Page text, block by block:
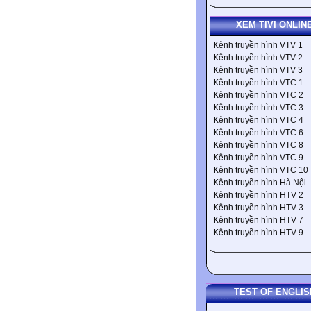
XEM TIVI
Kênh truyền hình VTV 1
Kênh truyền hình VTV 2
Kênh truyền hình VTV 3
Kênh truyền hình VTC 1
Kênh truyền hình VTC 2
Kênh truyền hình VTC 3
Kênh truyền hình VTC 4
Kênh truyền hình VTC 6
Kênh truyền hình VTC 8
Kênh truyền hình VTC 9
Kênh truyền hình VTC 10
Kênh truyền hình Hà Nội
Kênh truyền hình HTV 2
Kênh truyền hình HTV 3
Kênh truyền hình HTV 7
Kênh truyền hình HTV 9
TEST OF